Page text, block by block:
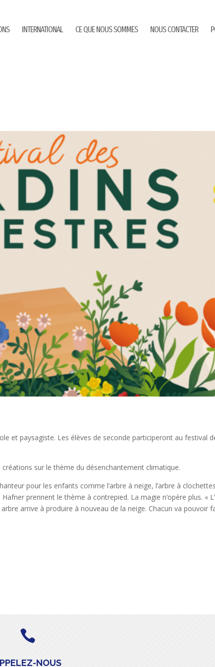
INTERNATIONAL CE QUE NOUS SOMMES NOUS CONTACTER
et paysagiste. Les élèves de seconde participeront au festival
créations sur le thème du désenchantement climatique.
pour les enfants comme l’arbre à neige, l’arbre à
prennent le thème à contrepied. La magie n’opère plus. «
arrive à produire à nouveau de la neige. Chacun va pouvoir

NOUS